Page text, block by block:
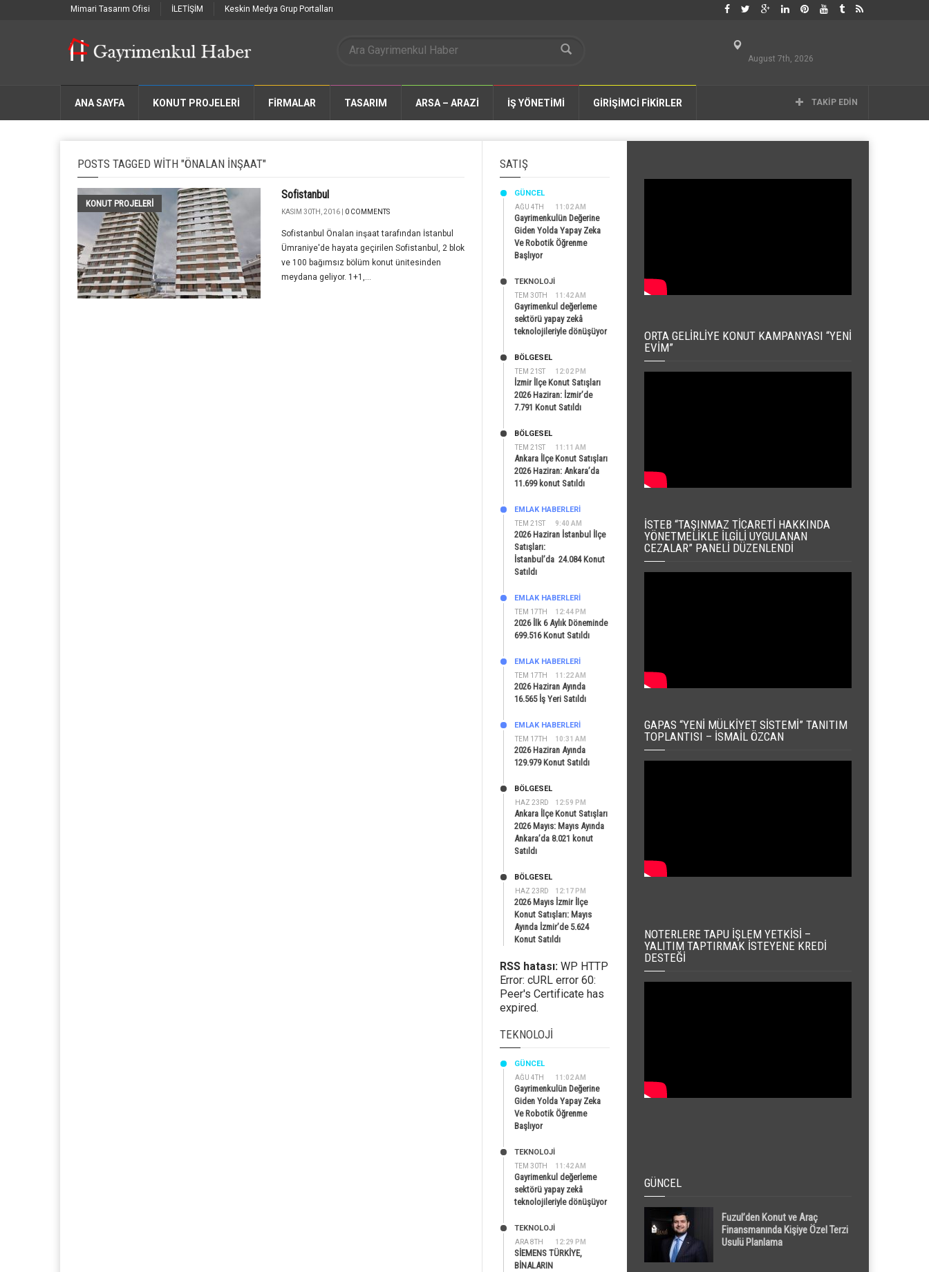
Mimari Tasarım Ofisi İLETİŞİM Keskin Medya Grup Portalları
August 7th, 2026
ANA SAYFA KONUT PROJELERİ FIRMALAR TASARIM ARSA – ARAZİ İŞ YÖNETİMİ GİRİŞİMCİ FİKİRLER TAKIP EDIN
POSTS TAGGED WITH "ÖNALAN INŞAAT"
KONUT PROJELERI
Sofistanbul
KASIM 30TH, 2016 | 0 COMMENTS
Sofistanbul Önalan inşaat tarafından İstanbul
Ümraniye'de hayata geçirilen Sofistanbul, 2 blok
ve 100 bağımsız bölüm konut ünitesinden
meydana geliyor. 1+1,...
SATIŞ
AĞU 4TH 11:02 AM
GÜNCEL
Gayrimenkulün Değerine
Giden Yolda Yapay Zeka
Ve Robotik Öğrenme
Başlıyor
TEM 30TH 11:42 AM
TEKNOLOJİ
Gayrimenkul değerleme
sektörü yapay zekâ
teknolojileriyle dönüşüyor
TEM 21ST 12:02 PM
BÖLGESEL
İzmir İlçe Konut Satışları
2026 Haziran: İzmir’de
7.791 Konut Satıldı
TEM 21ST 11:11 AM
BÖLGESEL
Ankara İlçe Konut Satışları
2026 Haziran: Ankara’da
11.699 konut Satıldı
TEM 21ST 9:40 AM
EMLAK HABERLERI
2026 Haziran İstanbul İlçe
Satışları:
İstanbul’da 24.084 Konut
Satıldı
TEM 17TH 12:44 PM
EMLAK HABERLERI
2026 İlk 6 Aylık Döneminde
699.516 Konut Satıldı
TEM 17TH 11:22 AM
EMLAK HABERLERI
2026 Haziran Ayında
16.565 İş Yeri Satıldı
TEM 17TH 10:31 AM
EMLAK HABERLERI
2026 Haziran Ayında
129.979 Konut Satıldı
HAZ 23RD 12:59 PM
BÖLGESEL
Ankara İlçe Konut Satışları
2026 Mayıs: Mayıs Ayında
Ankara’da 8.021 konut
Satıldı
HAZ 23RD 12:17 PM
BÖLGESEL
2026 Mayıs İzmir İlçe
Konut Satışları: Mayıs
Ayında İzmir’de 5.624
Konut Satıldı
RSS hatası: WP HTTP
Error: cURL error 60:
Peer's Certificate has
expired.
TEKNOLOJI
AĞU 4TH 11:02 AM
GÜNCEL
Gayrimenkulün Değerine
Giden Yolda Yapay Zeka
Ve Robotik Öğrenme
Başlıyor
TEM 30TH 11:42 AM
TEKNOLOJİ
Gayrimenkul değerleme
sektörü yapay zekâ
teknolojileriyle dönüşüyor
ARA 8TH 12:29 PM
TEKNOLOJİ
SİEMENS TÜRKİYE,
BİNALARIN
ORTA GELIRLIYE KONUT KAMPANYASI “YENI
EVIM”
İSTEB “TAŞINMAZ TICARETI HAKKINDA
YÖNETMELIKLE İLGILI UYGULANAN
CEZALAR” PANELI DÜZENLENDI
GAPAS “YENI MÜLKIYET SISTEMI” TANITIM
TOPLANTISI – İSMAIL ÖZCAN
NOTERLERE TAPU İŞLEM YETKISI –
YALITIM TAPTIRMAK İSTEYENE KREDI
DESTEĞI
GÜNCEL
Fuzul’den Konut ve Araç
Finansmanında Kişiye Özel Terzi
Usulü Planlama